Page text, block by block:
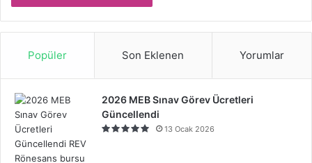
Popüler Son Eklenen Yorumlar
2026 MEB Sınav Görev Ücretleri
Güncellendi
13 Ocak 2026